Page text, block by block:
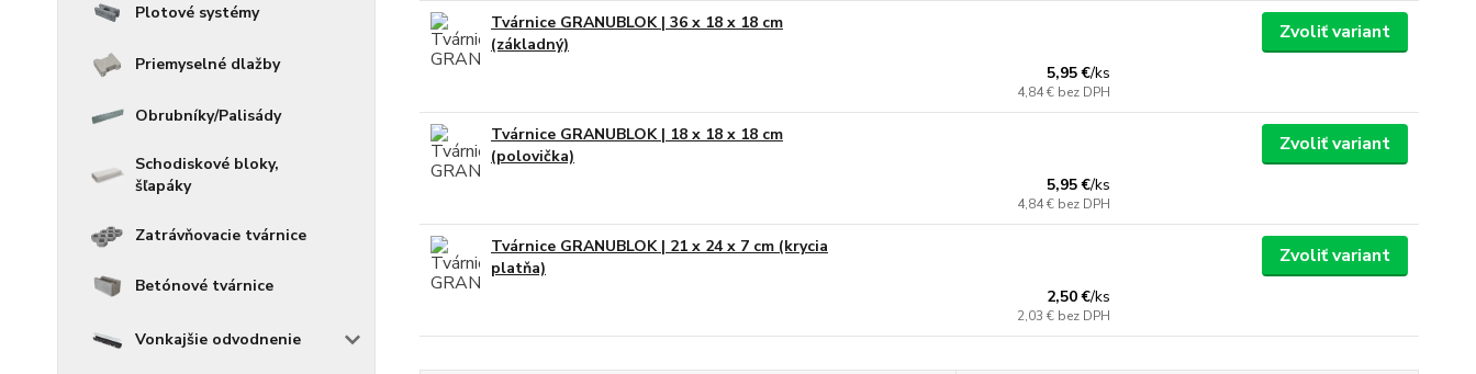
Plotové systémy
Priemyselné dlažby
Obrubníky/Palisády
Schodiskové bloky,
šľapáky
Zatrávňovacie tvárnice
Betónové tvárnice
Vonkajšie odvodnenie
Tvárnice GRANUBLOK | 36 x 18 x 18 cm
(základný)
5,95 €/ks
4,84 € bez DPH
Zvoliť variant
Tvárnice GRANUBLOK | 18 x 18 x 18 cm
(polovička)
5,95 €/ks
4,84 € bez DPH
Zvoliť variant
Tvárnice GRANUBLOK | 21 x 24 x 7 cm (krycia
platňa)
2,50 €/ks
2,03 € bez DPH
Zvoliť variant